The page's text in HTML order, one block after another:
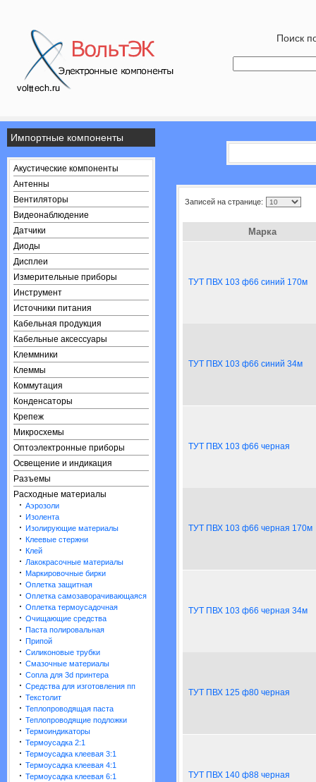
Поиск
Импортные компоненты
Акустические компоненты
Антенны
Вентиляторы
Видеонаблюдение
Датчики
Диоды
Дисплеи
Измерительные приборы
Инструмент
Источники питания
Кабельная продукция
Кабельные аксессуары
Клеммники
Клеммы
Коммутация
Конденсаторы
Крепеж
Микросхемы
Оптоэлектронные приборы
Освещение и индикация
Разъемы
Расходные материалы
· Аэрозоли
· Изолента
· Изолирующие материалы
· Клеевые стержни
· Клей
· Лакокрасочные материалы
· Маркировочные бирки
· Оплетка защитная
· Оплетка самозаворачивающаяся
· Оплетка термоусадочная
· Очищающие средства
· Паста полировальная
· Припой
· Силиконовые трубки
· Смазочные материалы
· Сопла для 3d принтера
· Средства для изготовления пп
· Текстолит
· Теплопроводящая паста
· Теплопроводящие подложки
· Термоиндикаторы
· Термоусадка 2:1
· Термоусадка клеевая 3:1
· Термоусадка клеевая 4:1
· Термоусадка клеевая 6:1
Записей на странице:
Марка
ТУТ ПВХ 103 ф66 синий 170м
ТУТ ПВХ 103 ф66 синий 34м
ТУТ ПВХ 103 ф66 черная
ТУТ ПВХ 103 ф66 черная 170м
ТУТ ПВХ 103 ф66 черная 34м
ТУТ ПВХ 125 ф80 черная
ТУТ ПВХ 140 ф88 черная